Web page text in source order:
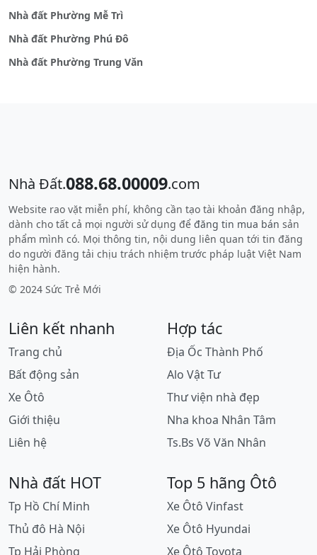
Nhà đất Phường Mễ Trì
Nhà đất Phường Phú Đô
Nhà đất Phường Trung Văn
Nhà Đất.088.68.00009.com
Website rao vặt miễn phí, không cần tạo tài khoản đăng nhập,
dành cho tất cả mọi người sử dụng để đăng tin mua bán sản
phẩm mình có. Mọi thông tin, nội dung liên quan tới tin đăng
do người đăng tải chịu trách nhiệm trước pháp luật Việt Nam
hiện hành.
© 2024 Sức Trẻ Mới
Liên kết nhanh
Trang chủ
Bất động sản
Xe Ôtô
Giới thiệu
Liên hệ
Hợp tác
Địa Ốc Thành Phố
Alo Vật Tư
Thư viện nhà đẹp
Nha khoa Nhân Tâm
Ts.Bs Võ Văn Nhân
Nhà đất HOT
Tp Hồ Chí Minh
Thủ đô Hà Nội
Tp Hải Phòng
Top 5 hãng Ôtô
Xe Ôtô Vinfast
Xe Ôtô Hyundai
Xe Ôtô Toyota